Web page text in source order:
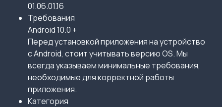
01.06.01.16
Требования
Android 10.0 +
Перед установкой приложения на устройство
с Android, стоит учитывать версию OS. Мы
всегда указываем минимальные требования,
необходимые для корректной работы
приложения.
Категория